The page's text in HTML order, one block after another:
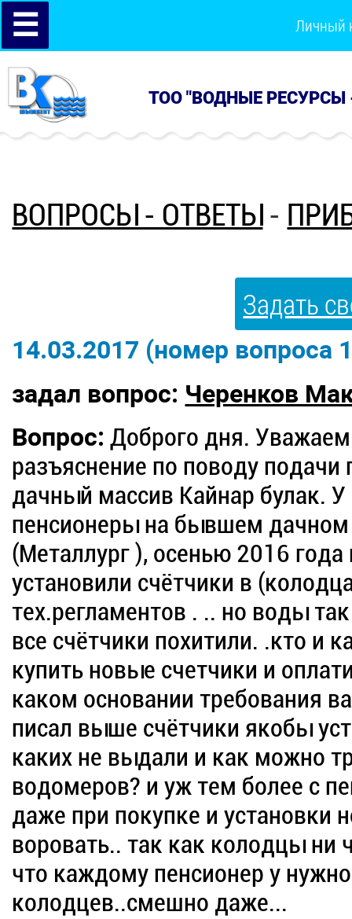
☰ Личный
ТОО "ВОДНЫЕ РЕСУРСЫ
ВОПРОСЫ - ОТВЕТЫ-
Задать
14.03.2017 (номер вопроса
задал вопрос: Черенков
Вопрос: Доброго дня.
разъяснение по поводу
дачный массив Кайнар булак.
пенсионеры на бывшем дачном
(Металлург ), осенью 2016
установили счётчики в
тех.регламентов . .. но воды
все счётчики похитили. .кто и
купить новые счетчики и
каком основании требования
писал выше счётчики якобы
каких не выдали и как можно
водомеров? и уж тем более с
даже при покупке и установки
воровать.. так как колодцы
что каждому пенсионер у
колодцев..смешно даже...